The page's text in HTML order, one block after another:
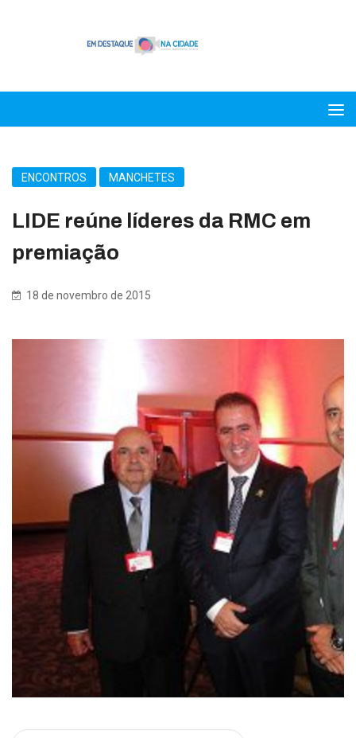
ENCONTROS MANCHETES
LIDE reúne líderes da RMC em
premiação
18 de novembro de 2015